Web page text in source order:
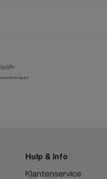
Hulp & info
Klantenservice